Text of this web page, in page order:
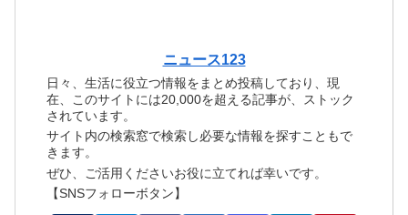
ニュース123
日々、生活に役立つ情報をまとめ投稿しており、現
在、このサイトには20,000を超える記事が、ストック
されています。
サイト内の検索窓で検索し必要な情報を探すこともで
きます。
ぜひ、ご活用くださいお役に立てれば幸いです。
【SNSフォローボタン】